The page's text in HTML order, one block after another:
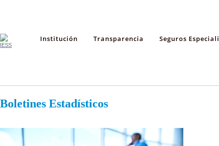
Institución Transparencia Seguros
Boletines Estadísticos